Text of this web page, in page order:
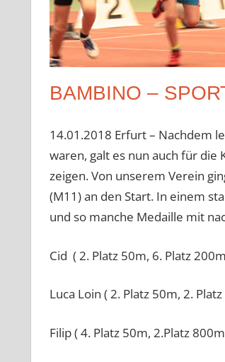
BAMBINO –
14.01.2018 Erfurt – Nachdem
waren, galt es nun auch für die
zeigen. Von unserem Verein
(M11) an den Start. In einem
und so manche Medaille mit
Cid ( 2. Platz 50m, 6. Platz
Luca Loin ( 2. Platz 50m, 2.
Filip ( 4. Platz 50m, 2.Platz